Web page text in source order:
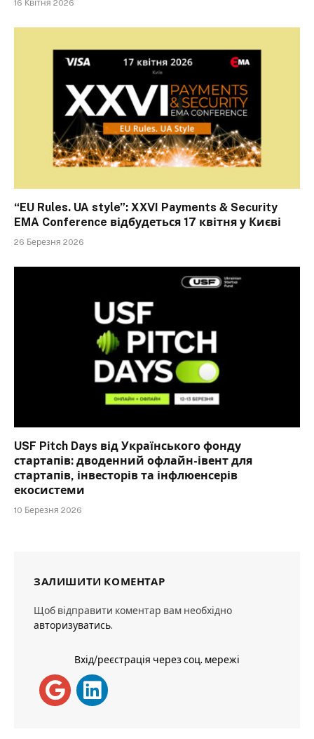
16 Квітня 2026
“EU Rules. UA style”: XXVI Payments & Security
EMA Conference відбудеться 17 квітня у Києві
26 Березня 2026
USF Pitch Days від Українського фонду
стартапів: дводенний офлайн-івент для
стартапів, інвесторів та інфлюенсерів
екосистеми
10 Березня 2026
ЗАЛИШИТИ КОМЕНТАР
Щоб відправити коментар вам необхідно
авторизуватись.
Вхід/реєстрація через соц. мережі